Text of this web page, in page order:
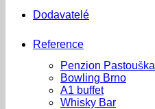
Dodavatelé
Reference
Penzion Pastouška
Bowling Brno
A1 buffet
Whisky Bar